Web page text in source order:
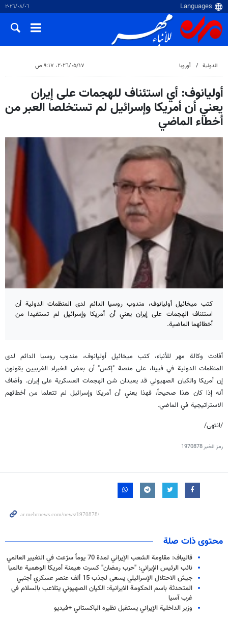
٠٦‏/٠٨‏/٢٠٢٦
الدولية أوروبا ١٧‏/٠٥‏/٢٠٢٦، ٩:١٧ ص
أوليانوف: أي استئناف للهجمات على إيران
يعني أن أمريكا وإسرائيل لم تستخلصا العبر من
أخطاء الماضي
كتب ميخائيل أوليانوف، مندوب روسيا الدائم لدى المنظمات الدولية أن
استئناف الهجمات على إيران يعني أن أمريكا وإسرائيل لم تستفيدا من
أخطائهما الماضية.
أفادت وكالة مهر للأنباء، كتب ميخائيل أوليانوف، مندوب روسيا الدائم لدى
المنظمات الدولية في فيينا، على منصة "إكس" أن بعض الخبراء الغربيين يقولون
إن أمريكا والكيان الصهيوني قد يعيدان شن الهجمات العسكرية على إيران. وأضاف
أنه إذا كان هذا صحيحاً، فهذا يعني أن أمريكا وإسرائيل لم تتعلما من أخطائهم
الاستراتيجية في الماضي.
/انتهى/
رمز الخبر1970878
محتوى ذات صلة
قاليباف: مقاومة الشعب الإيراني لمدة 70 يوماً سرّعت في التغيير العالمي
نائب الرئيس الإيراني: "حرب رمضان" كسرت هيمنة أمريكا الوهمية عالميا
جيش الاحتلال الإسرائيلي يسعى لجذب 15 ألف عنصر عسكري أجنبي
المتحدثة باسم الحكومة الايرانية: الكيان الصهيوني يتلاعب بالسلام في
غرب آسيا
وزير الداخلية الإيراني يستقبل نظيره الباكستاني +فيديو